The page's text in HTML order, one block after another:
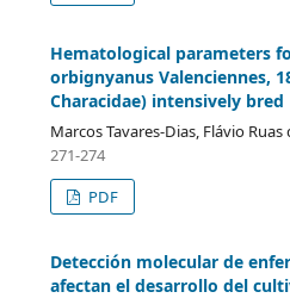
Hematological parameters
orbignyanus Valenciennes,
Characidae) intensively bred
Marcos Tavares-Dias, Flávio
271-274
PDF
Detección molecular de
afectan el desarrollo del